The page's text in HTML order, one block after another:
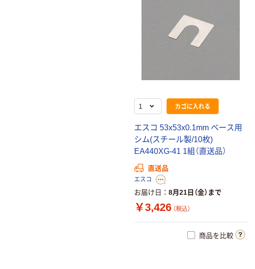
カゴに入れる
エスコ 53x53x0.1mm ベース用
シム(スチール製/10枚)
EA440XG-41 1組（直送品）
直送品
エスコ
お届け日 8月21日（金）まで
￥3,426 （税込）
商品を比較